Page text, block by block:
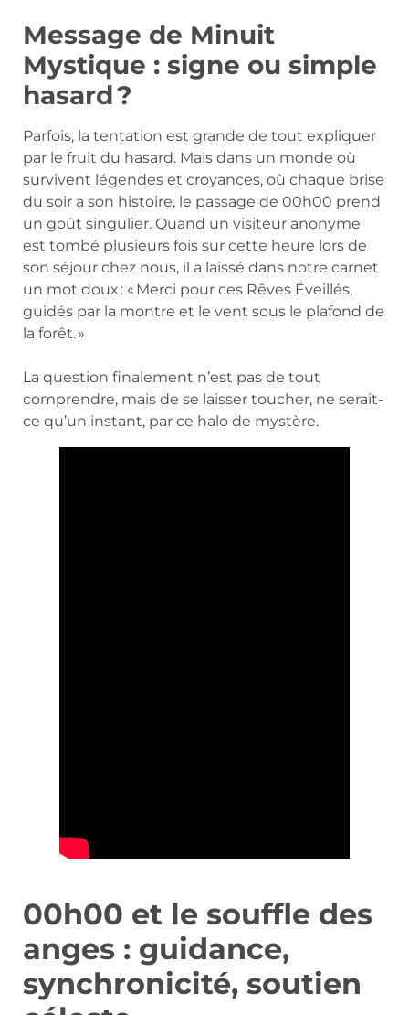
Message de Minuit
Mystique : signe ou simple
hasard ?
Parfois, la tentation est grande de tout expliquer
par le fruit du hasard. Mais dans un monde où
survivent légendes et croyances, où chaque brise
du soir a son histoire, le passage de 00h00 prend
un goût singulier. Quand un visiteur anonyme
est tombé plusieurs fois sur cette heure lors de
son séjour chez nous, il a laissé dans notre carnet
un mot doux : « Merci pour ces Rêves Éveillés,
guidés par la montre et le vent sous le plafond de
la forêt. »
La question finalement n’est pas de tout
comprendre, mais de se laisser toucher, ne serait-
ce qu’un instant, par ce halo de mystère.
00h00 et le souffle des
anges : guidance,
synchronicité, soutien